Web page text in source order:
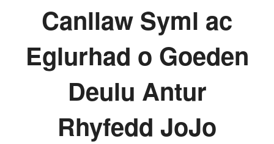
Canllaw Syml ac
Eglurhad o Goeden
Deulu Antur
Rhyfedd JoJo